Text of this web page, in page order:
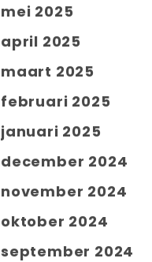
mei 2025
april 2025
maart 2025
februari 2025
januari 2025
december 2024
november 2024
oktober 2024
september 2024